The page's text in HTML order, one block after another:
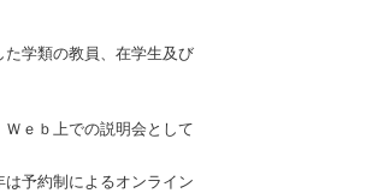
学類の教員、在学生及び
ｅｂ上での説明会として
予約制によるオンライン